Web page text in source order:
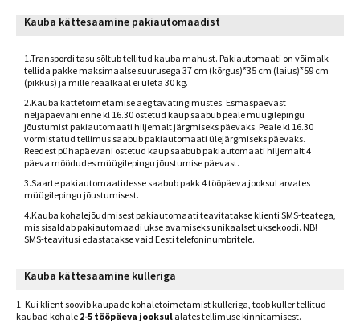
Kauba kättesaamine pakiautomaadist
1.Transpordi tasu sõltub tellitud kauba mahust. Pakiautomaati on võimalk
tellida pakke maksimaalse suurusega 37 cm (kõrgus)*35 cm (laius)*59 cm
(pikkus) ja mille reaalkaal ei ületa 30 kg.
2.Kauba kattetoimetamise aeg tavatingimustes: Esmaspäevast
neljapäevani enne kl 16.30 ostetud kaup saabub peale müügilepingu
jõustumist pakiautomaati hiljemalt järgmiseks päevaks. Peale kl 16.30
vormistatud tellimus saabub pakiautomaati ülejärgmiseks päevaks.
Reedest pühapäevani ostetud kaup saabub pakiautomaati hiljemalt 4
päeva möödudes müügilepingu jõustumise päevast.
3.Saarte pakiautomaatidesse saabub pakk 4 tööpäeva jooksul arvates
müügilepingu jõustumisest.
4.Kauba kohalejõudmisest pakiautomaati teavitatakse klienti SMS-teatega,
mis sisaldab pakiautomaadi ukse avamiseks unikaalset uksekoodi. NB!
SMS-teavitusi edastatakse vaid Eesti telefoninumbritele.
Kauba kättesaamine kulleriga
1. Kui klient soovib kaupade kohaletoimetamist kulleriga, toob kuller tellitud
kaubad kohale 2-5 tööpäeva jooksul alates tellimuse kinnitamisest.